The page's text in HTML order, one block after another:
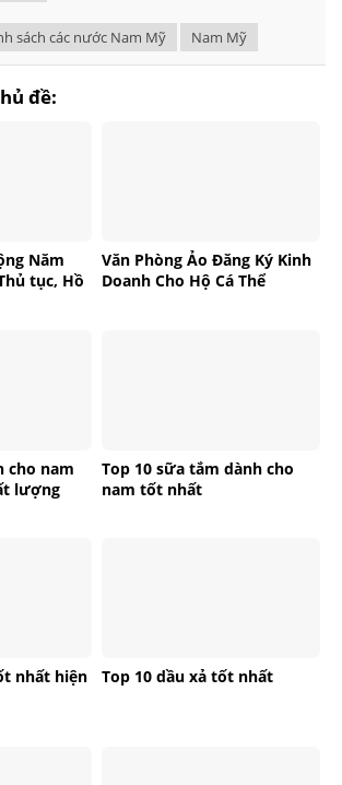
sách các nước Nam Mỹ Nam Mỹ
đề:
Năm
tục, Hồ
Văn Phòng Ảo Đăng Ký Kinh
Doanh Cho Hộ Cá Thể
cho nam
lượng
Top 10 sữa tắm dành cho
nam tốt nhất
nhất hiện
Top 10 dầu xả tốt nhất